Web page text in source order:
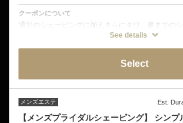
クーポンについて
通常のシェービングに加えさらにキワ、鼻までの
ビング直後の乾燥しやすい肌に保湿力の高い塗る
ク+エイジングケアBBクリームプレゼント
See details
Select
メンズエステ Est.
【メンズプライダルシェーピング】 シンプ